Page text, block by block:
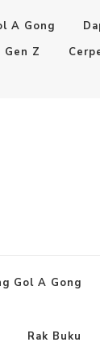
A Gong
Gen Z
Gol A Gong
Rak Buku